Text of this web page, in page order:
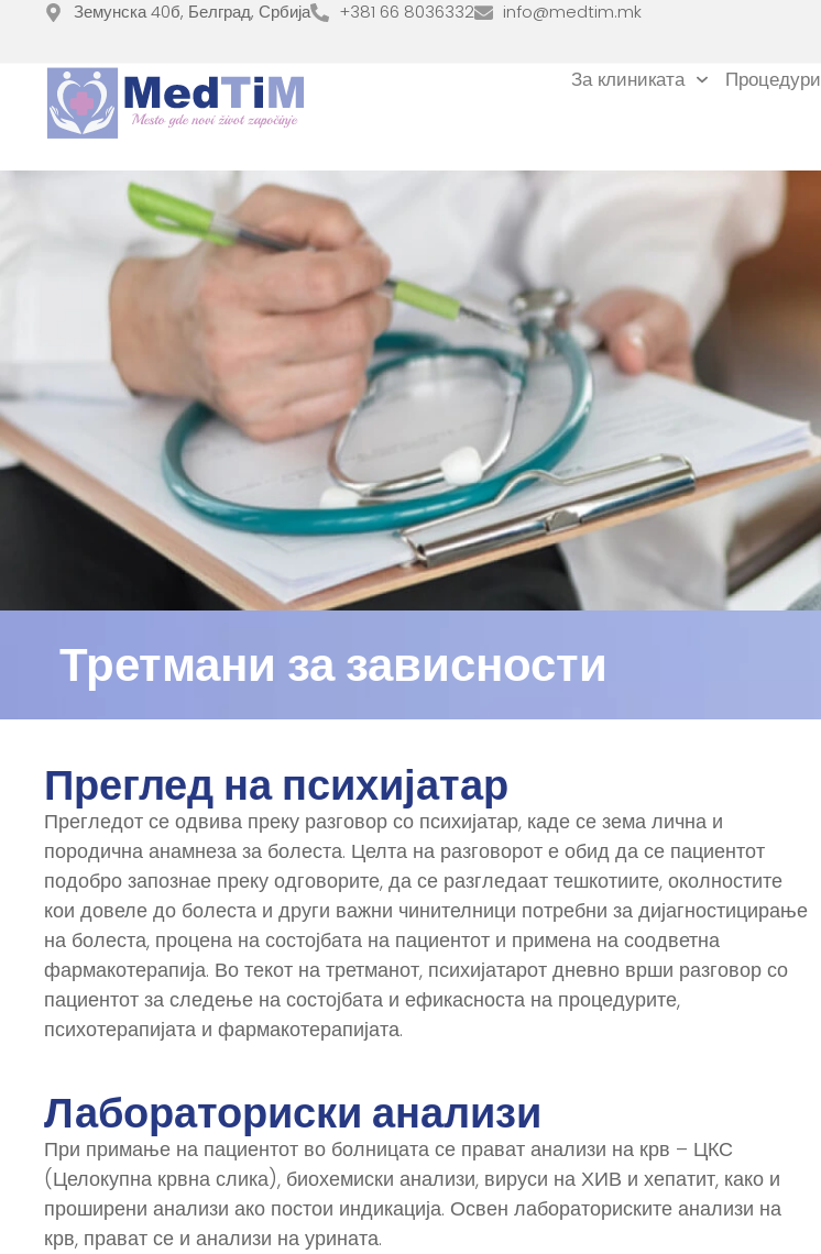
Земунска 40б, Белград, Србија +381 66 8036332 info@medtim.mk
За клиниката Процедури
Третмани за зависности
Преглед на психијатар
Прегледот се одвива преку разговор со психијатар, каде се зема лична и
породична анамнеза за болеста. Целта на разговорот е обид да се пациентот
подобро запознае преку одговорите, да се разгледаат тешкотиите, околностите
кои довеле до болеста и други важни чинителници потребни за дијагностицирање
на болеста, процена на состојбата на пациентот и примена на соодветна
фармакотерапија. Во текот на третманот, психијатарот дневно врши разговор со
пациентот за следење на состојбата и ефикасноста на процедурите,
психотерапијата и фармакотерапијата.
Лабораториски анализи
При примање на пациентот во болницата се прават анализи на крв – ЦКС
(Целокупна крвна слика), биохемиски анализи, вируси на ХИВ и хепатит, како и
проширени анализи ако постои индикација. Освен лабораториските анализи на
крв, прават се и анализи на урината.